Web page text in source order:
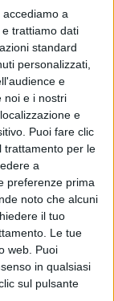
accediamo a
trattiamo dati
standard
personalizzati,
e
noi e i nostri
e
Puoi fare clic
trattamento per le
a
preferenze prima
noto che alcuni
il tuo
Le tue
web. Puoi
in qualsiasi
sul pulsante
gennaio, la
, reduce
Real
stagionale, nello
: sul sintetico del
, al termine di
i tranesi
, uscendo
solo punto. La
31, Footballite